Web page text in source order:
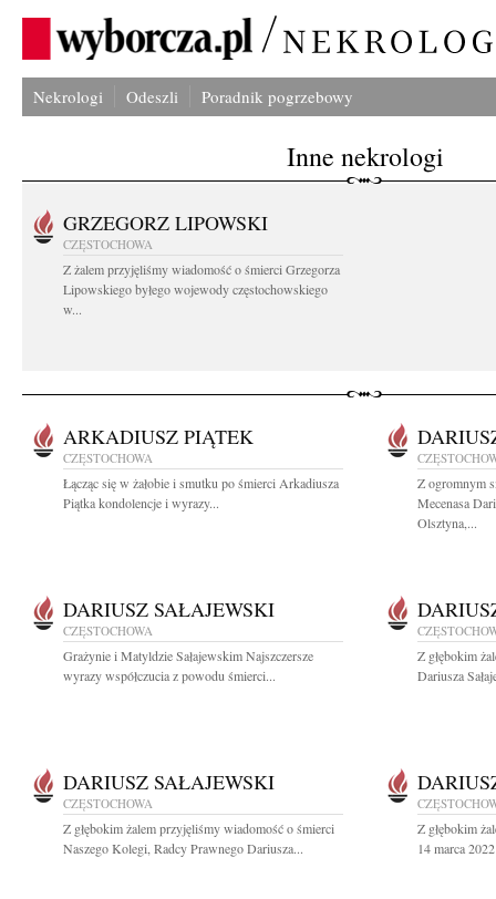
Nekrologi Odeszli Poradnik pogrzebowy
Inne nekrologi
GRZEGORZ LIPOWSKI
CZĘSTOCHOWA
Z żalem przyjęliśmy wiadomość o śmierci Grzegorza
Lipowskiego byłego wojewody częstochowskiego
w...
ARKADIUSZ PIĄTEK
CZĘSTOCHOWA
Łącząc się w żałobie i smutku po śmierci Arkadiusza
Piątka kondolencje i wyrazy...
Z ogromnym
Mecenasa
Olsztyna,...
DARIUSZ SAŁAJEWSKI
CZĘSTOCHOWA
Grażynie i Matyldzie Sałajewskim Najszczersze
wyrazy współczucia z powodu śmierci...
Z głębokim
Dariusza
DARIUSZ SAŁAJEWSKI
CZĘSTOCHOWA
Z głębokim żalem przyjęliśmy wiadomość o śmierci
Naszego Kolegi, Radcy Prawnego Dariusza...
Z głębokim
14 marca